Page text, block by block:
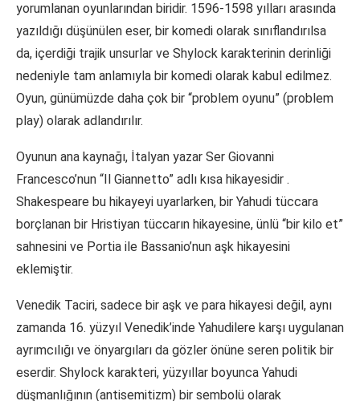
yorumlanan oyunlarından biridir. 1596-1598 yılları arasında
yazıldığı düşünülen eser, bir komedi olarak sınıflandırılsa
da, içerdiği trajik unsurlar ve Shylock karakterinin derinliği
nedeniyle tam anlamıyla bir komedi olarak kabul edilmez.
Oyun, günümüzde daha çok bir “problem oyunu” (problem
play) olarak adlandırılır.
Oyunun ana kaynağı, İtalyan yazar Ser Giovanni
Francesco’nun “Il Giannetto” adlı kısa hikayesidir .
Shakespeare bu hikayeyi uyarlarken, bir Yahudi tüccara
borçlanan bir Hristiyan tüccarın hikayesine, ünlü “bir kilo et”
sahnesini ve Portia ile Bassanio’nun aşk hikayesini
eklemiştir.
Venedik Taciri, sadece bir aşk ve para hikayesi değil, aynı
zamanda 16. yüzyıl Venedik’inde Yahudilere karşı uygulanan
ayrımcılığı ve önyargıları da gözler önüne seren politik bir
eserdir. Shylock karakteri, yüzyıllar boyunca Yahudi
düşmanlığının (antisemitizm) bir sembolü olarak